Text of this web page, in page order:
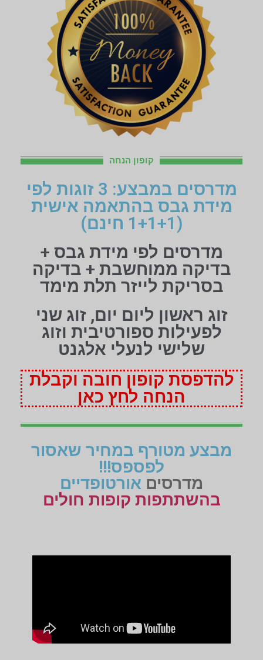
קופון הנחה
מדרסים במבצע: 3 זוגות לפי
מידת גבס בהתאמה אישית
(1+1+1 חינם)
מדרסים לפי מידת גבס +
בדיקה ממוחשבת + בדיקה
בסריקת לייזר תלת מימד
זוג ראשון ליום יום, זוג שני
לפעילות ספורטיבית וזוג
שלישי לנעלי אלגנט
להדפסת קופון חובה וקבלת
הנחה לחץ כאן
מבצע מטורף במחיר שאסור
לפספס!!!
מדרסים אורטופדיים
בהשתתפות קופות חולים